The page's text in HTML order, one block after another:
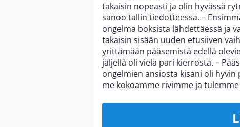
takaisin nopeasti ja olin hyvässä
sanoo tallin tiedotteessa. –
ongelma boksista lähdettäessä ja
takaisin sisään uuden etusiiven
yrittämään pääsemistä edellä
jäljellä oli vielä pari kierrosta. –
ongelmien ansiosta kisani oli
me kokoamme rivimme ja